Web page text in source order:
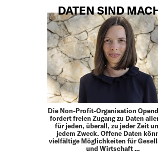
DATEN SIND
Die Non-Profit-Organisation
fordert freien Zugang zu Daten
für jeden, überall, zu jeder Zeit
jedem Zweck. Offene Daten
vielfältige Möglichkeiten für
und Wirtschaft …